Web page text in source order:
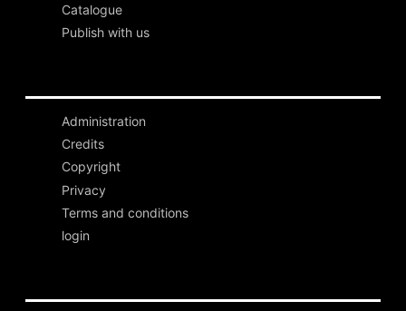
Catalogue
Publish with us
Administration
Credits
Copyright
Privacy
Terms and conditions
login